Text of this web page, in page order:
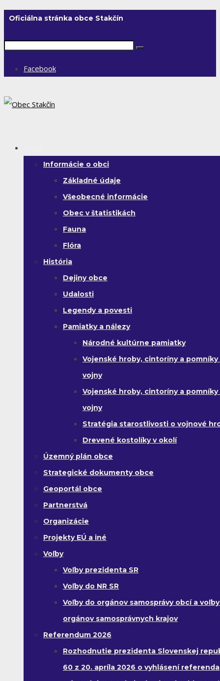
Oficiálna stránka obce Stakčín
Facebook
Informácie o obci
Základné údaje
Všeobecné informácie
Obec v štatistikách
Fauna
Flóra
História
Dejiny obce
Udalosti
Legendy a povesti
Pamiatky a nálezy
Národné kultúrne pamiatky
Vojenské hroby, cintoríny a pomníky
vojny
Vojenské hroby, cintoríny a pomníky
vojny
Stratégia starostlivosti o vojnové
Drevené kostolíky v okolí
Územný plán obce
Strategické dokumenty obce
Geoportál obce
Partnerstvá
Organizácie
Projekty EÚ a iné
Voľby
Voľby prezidenta SR
Voľby do NR SR
Voľby do orgánov samosprávy obcí a
orgánov samosprávnych krajov
Referendum 2026
Rozhodnutie prezidenta Slovenskej
60 z 20. apríla 2026 o vyhlásení referenda